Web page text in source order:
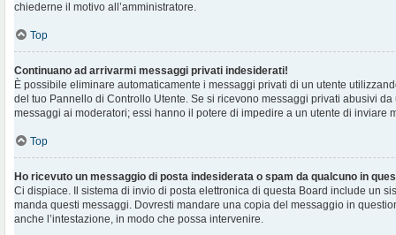
chiederne il motivo all’amministratore.
Top
Continuano ad arrivarmi messaggi privati indesiderati!
È possibile eliminare automaticamente i messaggi privati ​​di un utente
del tuo Pannello di Controllo Utente. Se si ricevono messaggi privati ​​abusivi
messaggi ai moderatori; essi hanno il potere di impedire a un utente di inviare
Top
Ho ricevuto un messaggio di posta indesiderata o spam da qualcuno in
Ci dispiace. Il sistema di invio di posta elettronica di questa Board include un
manda questi messaggi. Dovresti mandare una copia del messaggio in
anche l’intestazione, in modo che possa intervenire.